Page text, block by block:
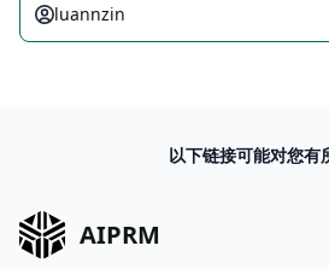
luannzin
以下链接可能对您有
AIPRM